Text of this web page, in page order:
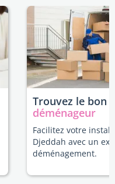
Trouvez le bon
déménageur
Facilitez votre
Djeddah avec un
déménagement.